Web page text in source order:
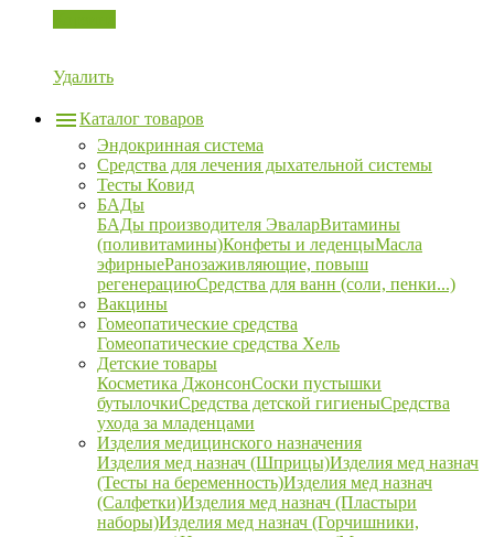
Удалить
Каталог товаров
Эндокринная система
Средства для лечения дыхательной системы
Тесты Ковид
БАДы
БАДы производителя ЭваларВитамины
(поливитамины)Конфеты и леденцыМасла
эфирныеРанозаживляющие, повыш
регенерациюСредства для ванн (соли, пенки...)
Вакцины
Гомеопатические средства
Гомеопатические средства Хель
Детские товары
Косметика ДжонсонСоски пустышки
бутылочкиСредства детской гигиеныСредства
ухода за младенцами
Изделия медицинского назначения
Изделия мед назнач (Шприцы)Изделия мед назнач
(Тесты на беременность)Изделия мед назнач
(Салфетки)Изделия мед назнач (Пластыри
наборы)Изделия мед назнач (Горчишники,